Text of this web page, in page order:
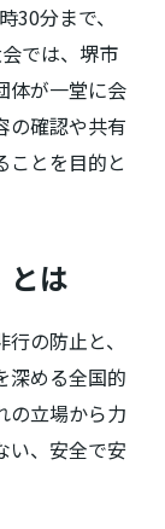
30分まで、
では、堺市
体が一堂に会
の確認や共有
ことを目的と
とは
の防止と、
深める全国的
の立場から力
い、安全で安